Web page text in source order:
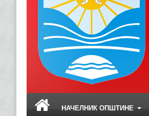
НАЧЕЛНИК ОПШТИНЕ